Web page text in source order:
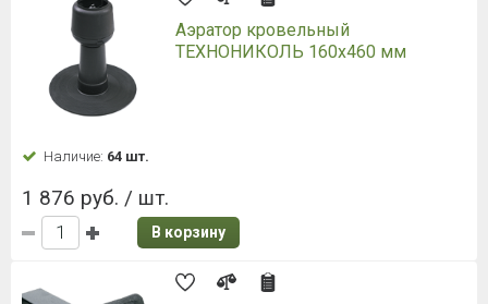
Аэратор кровельный
ТЕХНОНИКОЛЬ 160x460 мм
Наличие: 64 шт.
1 876 руб. / шт.
В корзину